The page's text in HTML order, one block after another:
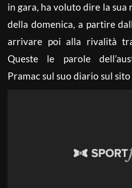
in gara, ha voluto dire la
della domenica, a partire
arrivare poi alla rivalità
Queste le parole
Pramac sul suo diario sul